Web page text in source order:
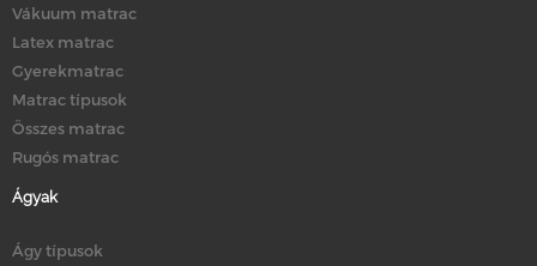
Vákuum matrac
Latex matrac
Gyerekmatrac
Matrac típusok
Összes matrac
Rugós matrac
Ágyak
Ágy típusok